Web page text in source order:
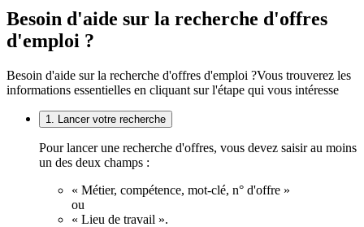
Besoin d'aide sur la recherche d'offres
d'emploi ?
Besoin d'aide sur la recherche d'offres d'emploi ?Vous trouverez les
informations essentielles en cliquant sur l'étape qui vous intéresse
1. Lancer votre recherche
Pour lancer une recherche d'offres, vous devez saisir au moins
un des deux champs :
« Métier, compétence, mot-clé, n° d'offre »
ou
« Lieu de travail ».